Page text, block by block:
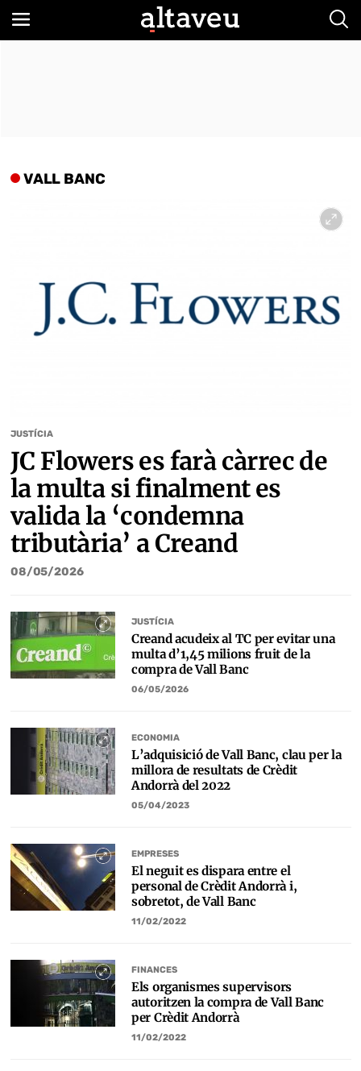
VALL BANC
JUSTÍCIA
JC Flowers es farà càrrec de
la multa si finalment es
valida la ‘condemna
tributària’ a Creand
08/05/2026
JUSTÍCIA
Creand acudeix al TC per evitar una
multa d’1,45 milions fruit de la
compra de Vall Banc
06/05/2026
ECONOMIA
L’adquisició de Vall Banc, clau per la
millora de resultats de Crèdit
Andorrà del 2022
05/04/2023
EMPRESES
El neguit es dispara entre el
personal de Crèdit Andorrà i,
sobretot, de Vall Banc
11/02/2022
FINANCES
Els organismes supervisors
autoritzen la compra de Vall Banc
per Crèdit Andorrà
11/02/2022